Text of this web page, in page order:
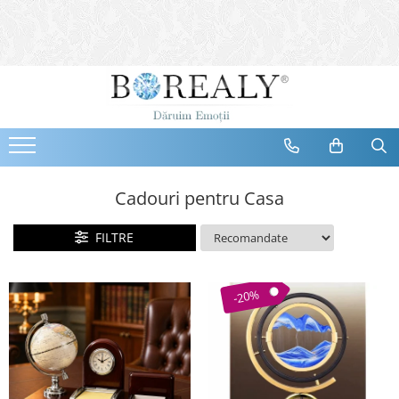
Bijuterii
Cercei
Bratari
Destinatari
Bijuterii Femei
Bijuterii Copii
Bijuterii Mirese
Selectii
Cadouri pentru Casa
FILTRE
-20%